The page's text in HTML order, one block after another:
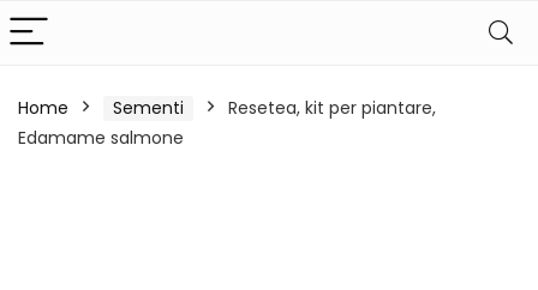
Home Sementi
Resetea, kit per piantare,
Edamame salmone